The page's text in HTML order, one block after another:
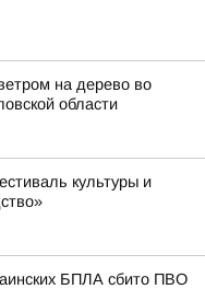
на дерево во
области
культуры и
БПЛА сбито ПВО